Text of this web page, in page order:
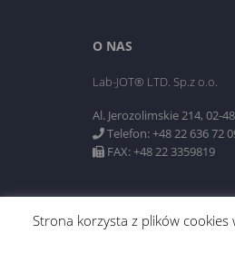
O NAS
Lab-JOT® LTD. Sp.z o.o.
Al. Jerozolimskie 214, 02-
Telefon: +48 22 636 72
FAX: +48 22 3359819
Strona korzysta z plików